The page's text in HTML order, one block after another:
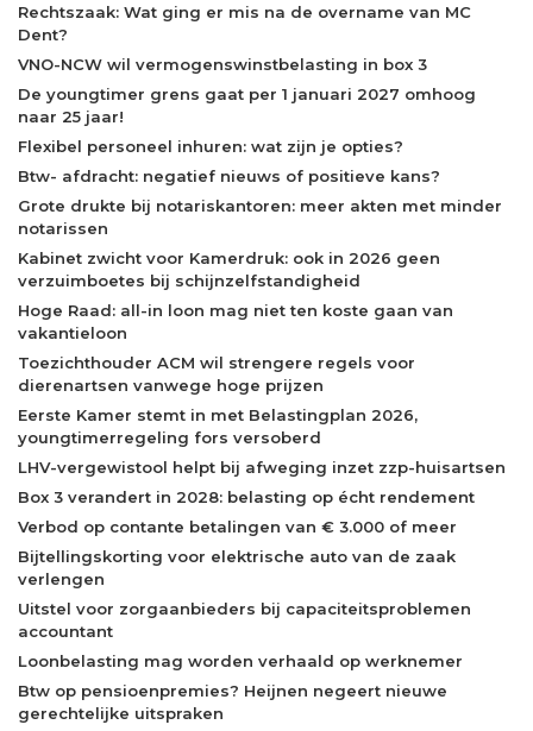
Rechtszaak: Wat ging er mis na de overname van MC
Dent?
VNO-NCW wil vermogenswinstbelasting in box 3
De youngtimer grens gaat per 1 januari 2027 omhoog
naar 25 jaar!
Flexibel personeel inhuren: wat zijn je opties?
Btw- afdracht: negatief nieuws of positieve kans?
Grote drukte bij notariskantoren: meer akten met minder
notarissen
Kabinet zwicht voor Kamerdruk: ook in 2026 geen
verzuimboetes bij schijnzelfstandigheid
Hoge Raad: all-in loon mag niet ten koste gaan van
vakantieloon
Toezichthouder ACM wil strengere regels voor
dierenartsen vanwege hoge prijzen
Eerste Kamer stemt in met Belastingplan 2026,
youngtimerregeling fors versoberd
LHV-vergewistool helpt bij afweging inzet zzp-huisartsen
Box 3 verandert in 2028: belasting op écht rendement
Verbod op contante betalingen van € 3.000 of meer
Bijtellingskorting voor elektrische auto van de zaak
verlengen
Uitstel voor zorgaanbieders bij capaciteitsproblemen
accountant
Loonbelasting mag worden verhaald op werknemer
Btw op pensioenpremies? Heijnen negeert nieuwe
gerechtelijke uitspraken